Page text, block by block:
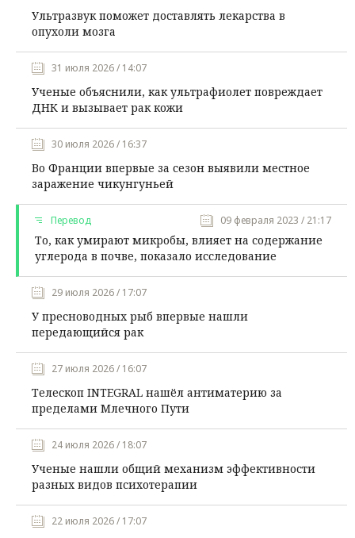
Ультразвук поможет доставлять лекарства в
опухоли мозга
31 июля 2026 / 14:07
Ученые объяснили, как ультрафиолет повреждает
ДНК и вызывает рак кожи
30 июля 2026 / 16:37
Во Франции впервые за сезон выявили местное
заражение чикунгуньей
Перевод 09 февраля 2023 / 21:17
То, как умирают микробы, влияет на содержание
углерода в почве, показало исследование
29 июля 2026 / 17:07
У пресноводных рыб впервые нашли
передающийся рак
27 июля 2026 / 16:07
Телескоп INTEGRAL нашёл антиматерию за
пределами Млечного Пути
24 июля 2026 / 18:07
Ученые нашли общий механизм эффективности
разных видов психотерапии
22 июля 2026 / 17:07